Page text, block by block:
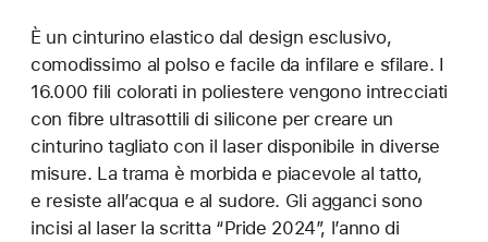
È un cinturino elastico dal design esclusivo,
comodissimo al polso e facile da infilare e sfilare. I
16.000 fili colorati in poliestere vengono intrecciati
con fibre ultrasottili di silicone per creare un
cinturino tagliato con il laser disponibile in diverse
misure. La trama è morbida e piacevole al tatto,
e resiste all’acqua e al sudore. Gli agganci sono
incisi al laser la scritta “Pride 2024”, l’anno di